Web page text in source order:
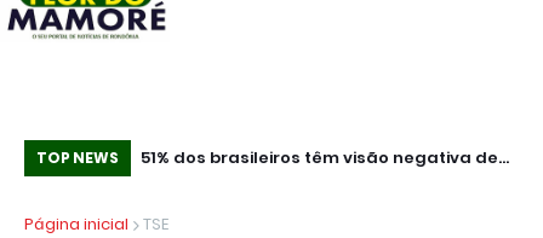
TOP NEWS
51% dos brasileiros têm visão negativa de
Concurso leiteiro da 37ª Expoagro terá R$ 25
Página inicial TSE